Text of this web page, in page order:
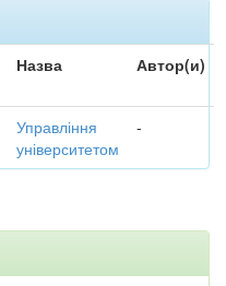
Назва Автор(и)
Управління
університетом
-